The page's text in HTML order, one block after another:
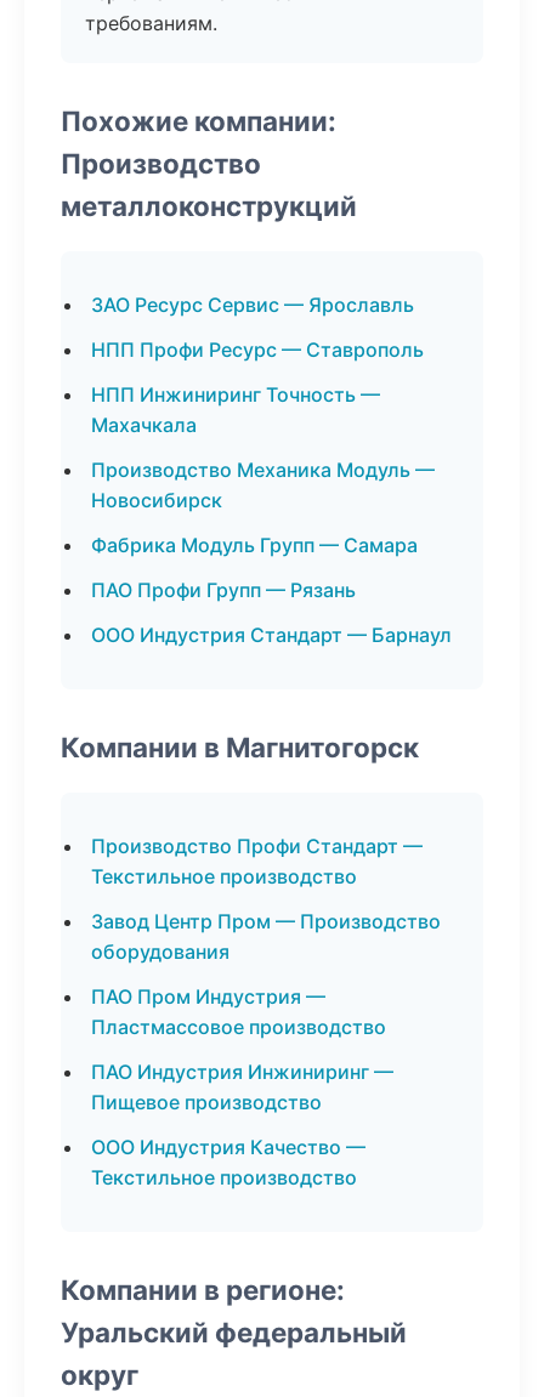
требованиям.
Похожие компании:
Производство
металлоконструкций
ЗАО Ресурс Сервис — Ярославль
НПП Профи Ресурс — Ставрополь
НПП Инжиниринг Точность —
Махачкала
Производство Механика Модуль —
Новосибирск
Фабрика Модуль Групп — Самара
ПАО Профи Групп — Рязань
ООО Индустрия Стандарт — Барнаул
Компании в Магнитогорск
Производство Профи Стандарт —
Текстильное производство
Завод Центр Пром — Производство
оборудования
ПАО Пром Индустрия —
Пластмассовое производство
ПАО Индустрия Инжиниринг —
Пищевое производство
ООО Индустрия Качество —
Текстильное производство
Компании в регионе:
Уральский федеральный
округ